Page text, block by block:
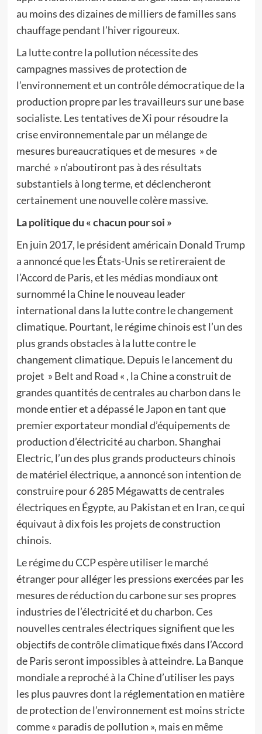
au moins des dizaines de milliers de familles sans
chauffage pendant l’hiver rigoureux.
La lutte contre la pollution nécessite des
campagnes massives de protection de
l’environnement et un contrôle démocratique de la
production propre par les travailleurs sur une base
socialiste. Les tentatives de Xi pour résoudre la
crise environnementale par un mélange de
mesures bureaucratiques et de mesures » de
marché » n’aboutiront pas à des résultats
substantiels à long terme, et déclencheront
certainement une nouvelle colère massive.
La politique du « chacun pour soi »
En juin 2017, le président américain Donald Trump
a annoncé que les États-Unis se retireraient de
l’Accord de Paris, et les médias mondiaux ont
surnommé la Chine le nouveau leader
international dans la lutte contre le changement
climatique. Pourtant, le régime chinois est l’un des
plus grands obstacles à la lutte contre le
changement climatique. Depuis le lancement du
projet » Belt and Road « , la Chine a construit de
grandes quantités de centrales au charbon dans le
monde entier et a dépassé le Japon en tant que
premier exportateur mondial d’équipements de
production d’électricité au charbon. Shanghai
Electric, l’un des plus grands producteurs chinois
de matériel électrique, a annoncé son intention de
construire pour 6 285 Mégawatts de centrales
électriques en Égypte, au Pakistan et en Iran, ce qui
équivaut à dix fois les projets de construction
chinois.
Le régime du CCP espère utiliser le marché
étranger pour alléger les pressions exercées par les
mesures de réduction du carbone sur ses propres
industries de l’électricité et du charbon. Ces
nouvelles centrales électriques signifient que les
objectifs de contrôle climatique fixés dans l’Accord
de Paris seront impossibles à atteindre. La Banque
mondiale a reproché à la Chine d’utiliser les pays
les plus pauvres dont la réglementation en matière
de protection de l’environnement est moins stricte
comme « paradis de pollution », mais en même